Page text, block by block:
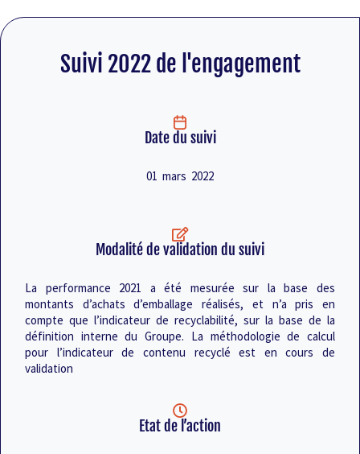
Suivi 2022 de l'engagement
Date du suivi
01 mars 2022
Modalité de validation du suivi
La performance 2021 a été mesurée sur la base des
montants d’achats d’emballage réalisés, et n’a pris en
compte que l’indicateur de recyclabilité, sur la base de la
définition interne du Groupe. La méthodologie de calcul
pour l’indicateur de contenu recyclé est en cours de
validation
Etat de l’action